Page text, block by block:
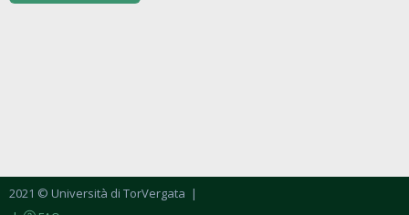
2021 © Università di TorVergata |